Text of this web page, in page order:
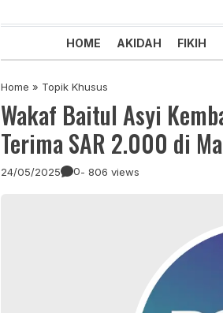
Majelis Tabligh Muhammadiyah
Syiar Dakwah Islam
HOME AKIDAH FIKIH
Home » Topik Khusus
Wakaf Baitul Asyi
Terima SAR 2.000 di
24/05/2025 0- 806 views